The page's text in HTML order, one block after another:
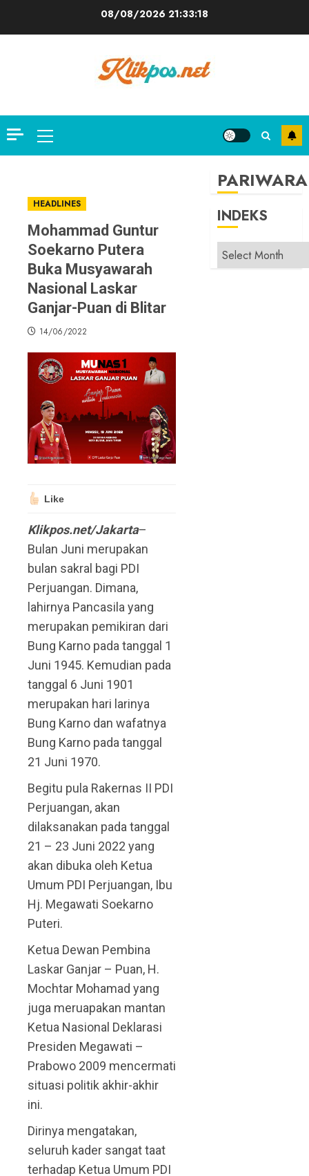
08/08/2026 21:33:19
Primary
Menu
HEADLINES
Mohammad Guntur
Soekarno Putera
Buka Musyawarah
Nasional Laskar
Ganjar-Puan di Blitar
14/06/2022
Like
Klikpos.net/Jakarta–
Bulan Juni merupakan
bulan sakral bagi PDI
Perjuangan. Dimana,
lahirnya Pancasila yang
merupakan pemikiran dari
Bung Karno pada tanggal 1
Juni 1945. Kemudian pada
tanggal 6 Juni 1901
merupakan hari larinya
Bung Karno dan wafatnya
Bung Karno pada tanggal
21 Juni 1970.
Begitu pula Rakernas II PDI
Perjuangan, akan
dilaksanakan pada tanggal
21 – 23 Juni 2022 yang
akan dibuka oleh Ketua
Umum PDI Perjuangan, Ibu
Hj. Megawati Soekarno
Puteri.
Ketua Dewan Pembina
Laskar Ganjar – Puan, H.
Mochtar Mohamad yang
juga meruapakan mantan
Ketua Nasional Deklarasi
Presiden Megawati –
Prabowo 2009 mencermati
situasi politik akhir-akhir
ini.
Dirinya mengatakan,
seluruh kader sangat taat
terhadap Ketua Umum PDI
PARIWARA
INDEKS
INDEKS